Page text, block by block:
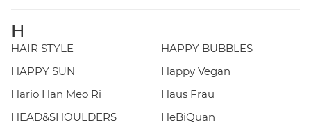
H
HAIR STYLE
HAPPY BUBBLES
HAPPY SUN
Happy Vegan
Hario Han Meo Ri
Haus Frau
HEAD&SHOULDERS
HeBiQuan